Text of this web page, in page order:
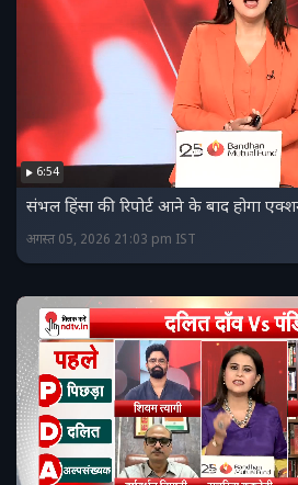
6:54
संभल हिंसा की रिपोर्ट आने के बाद होगा
अगस्त 05, 2026 21:03 pm IST